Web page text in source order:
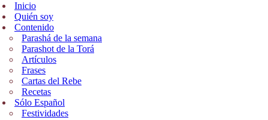
Inicio
Quién soy
Contenido
Parashá de la semana
Parashot de la Torá
Artículos
Frases
Cartas del Rebe
Recetas
Sólo Español
Festividades